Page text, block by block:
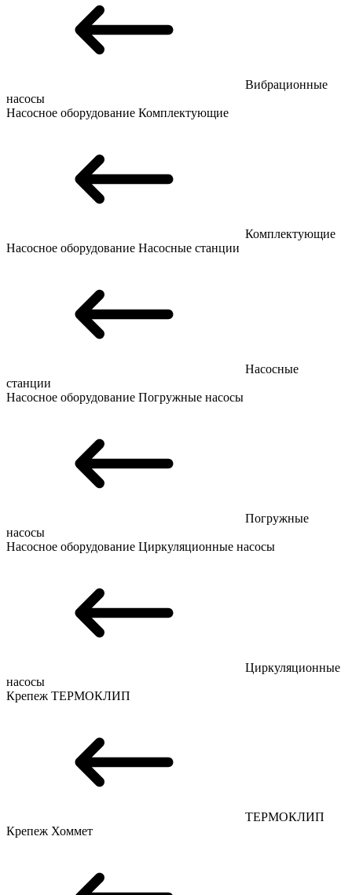
Вибрационные
насосы
Насосное оборудование Комплектующие
Комплектующие
Насосное оборудование Насосные станции
Насосные
станции
Насосное оборудование Погружные насосы
Погружные
насосы
Насосное оборудование Циркуляционные насосы
Циркуляционные
насосы
Крепеж ТЕРМОКЛИП
ТЕРМОКЛИП
Крепеж Хоммет